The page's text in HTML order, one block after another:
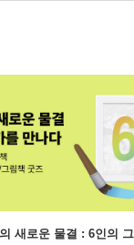
새로운 물결 : 6인의